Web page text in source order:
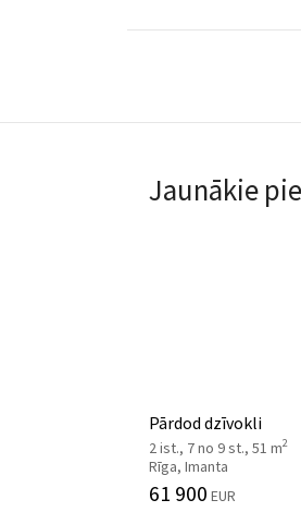
Jaunākie
Pārdod dzīvokli
2 ist., 7 no 9 st., 51 m2
Rīga, Imanta
61 900 EUR